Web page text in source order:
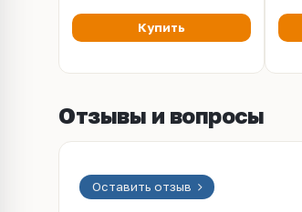
Купить
Отзывы и вопросы
Оставить отзыв